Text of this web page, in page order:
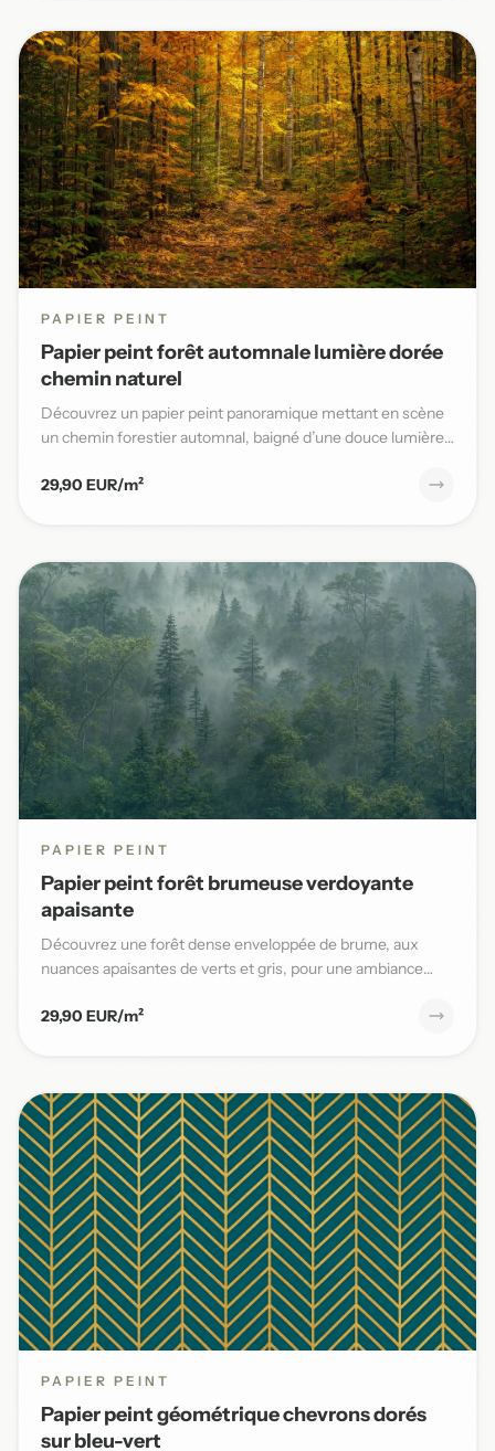
PAPIER PEINT
Papier peint forêt automnale lumière dorée
chemin naturel
Découvrez un papier peint panoramique mettant en scène
un chemin forestier automnal, baigné d’une douce lumière
29,90 EUR/m²
PAPIER PEINT
Papier peint forêt brumeuse verdoyante
apaisante
Découvrez une forêt dense enveloppée de brume, aux
nuances apaisantes de verts et gris, pour une ambiance
29,90 EUR/m²
PAPIER PEINT
Papier peint géométrique chevrons dorés
sur bleu-vert